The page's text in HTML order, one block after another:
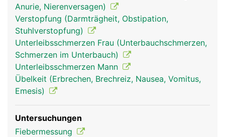
Anurie, Nierenversagen)
Verstopfung (Darmträgheit, Obstipation,
Stuhlverstopfung)
Unterleibsschmerzen Frau (Unterbauchschmerzen,
Schmerzen im Unterbauch)
Unterleibsschmerzen Mann
Übelkeit (Erbrechen, Brechreiz, Nausea, Vomitus,
Emesis)
Untersuchungen
Fiebermessung